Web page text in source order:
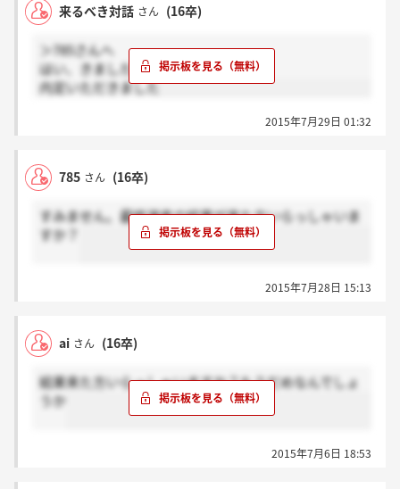
来るべき対話 さん (16卒)
＞785さんへ
はい、きましたよ
内定いただきました
2015年7月29日 01:32
785 さん (16卒)
すみません。最終選考の結果が来た方いらっしゃいま
すか？
2015年7月28日 15:13
ai さん (16卒)
結果来た方いらっしゃいますか？もうだめなんでしょ
うか
2015年7月6日 18:53